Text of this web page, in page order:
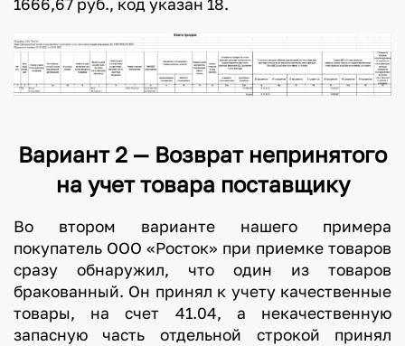
Вариант 2 — Возврат непринятого
на учет товара поставщику
Во втором варианте нашего примера
покупатель ООО «Росток» при приемке товаров
сразу обнаружил, что один из товаров
бракованный. Он принял к учету качественные
товары, на счет 41.04, а некачественную
запасную часть отдельной строкой принял